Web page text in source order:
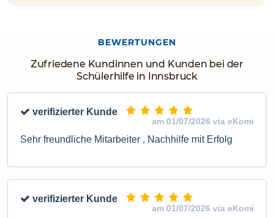
BEWERTUNGEN
Zufriedene Kundinnen und Kunden bei der
Schülerhilfe in Innsbruck
verifizierter Kunde
am 01/07/2026 via eKomi
Sehr freundliche Mitarbeiter , Nachhilfe mit Erfolg
verifizierter Kunde
am 01/07/2026 via eKomi